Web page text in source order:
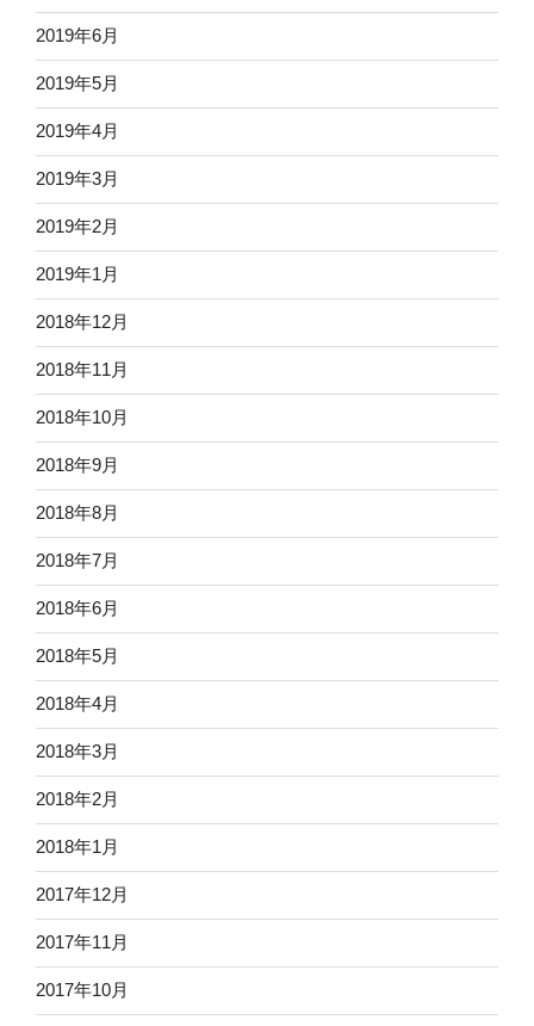
2019年6月
2019年5月
2019年4月
2019年3月
2019年2月
2019年1月
2018年12月
2018年11月
2018年10月
2018年9月
2018年8月
2018年7月
2018年6月
2018年5月
2018年4月
2018年3月
2018年2月
2018年1月
2017年12月
2017年11月
2017年10月